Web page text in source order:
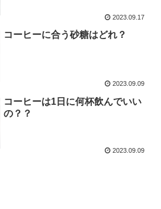
2023.09.17
コーヒーに合う砂糖はどれ？
2023.09.09
コーヒーは1日に何杯飲んでいい
の？？
2023.09.09